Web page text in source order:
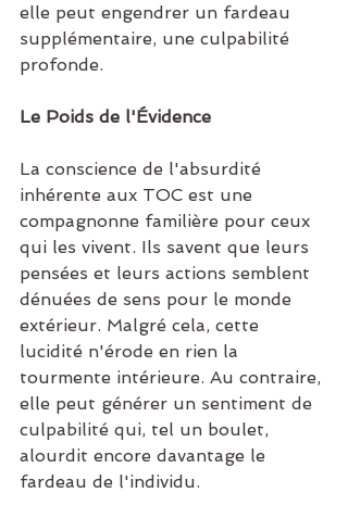
elle peut engendrer un fardeau
supplémentaire, une culpabilité
profonde.
Le Poids de l'Évidence
La conscience de l'absurdité
inhérente aux TOC est une
compagnonne familière pour ceux
qui les vivent. Ils savent que leurs
pensées et leurs actions semblent
dénuées de sens pour le monde
extérieur. Malgré cela, cette
lucidité n'érode en rien la
tourmente intérieure. Au contraire,
elle peut générer un sentiment de
culpabilité qui, tel un boulet,
alourdit encore davantage le
fardeau de l'individu.